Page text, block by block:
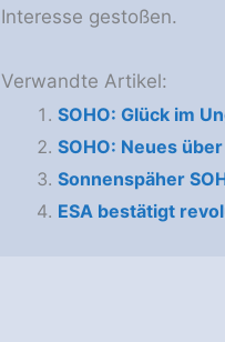
Interesse gestoßen.
Verwandte Artikel:
SOHO: Glück im
SOHO: Neues
Sonnenspäher
ESA bestätigt